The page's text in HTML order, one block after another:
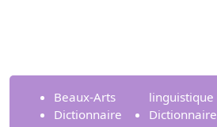
Beaux-Arts
Dictionnaire
linguistique
Dictionnaire